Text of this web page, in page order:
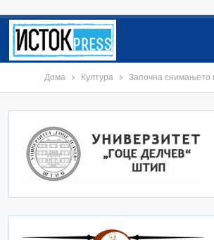
Дома Култура Започна снимањето